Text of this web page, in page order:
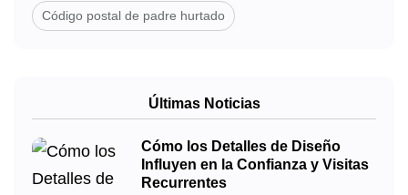
Código postal de padre hurtado
Últimas Noticias
Cómo los Detalles de Diseño
Influyen en la Confianza y Visitas
Recurrentes